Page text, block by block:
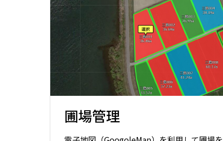
圃場管理